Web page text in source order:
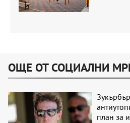
ОЩЕ ОТ СОЦИАЛНИ
план за